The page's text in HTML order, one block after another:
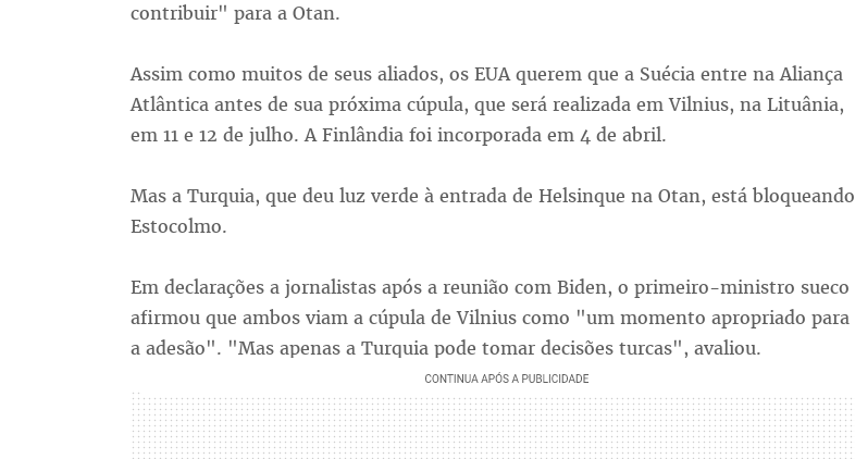
contribuir" para a Otan.
Assim como muitos de seus aliados, os EUA querem que a Suécia entre na Aliança
Atlântica antes de sua próxima cúpula, que será realizada em Vilnius, na Lituânia,
em 11 e 12 de julho. A Finlândia foi incorporada em 4 de abril.
Mas a Turquia, que deu luz verde à entrada de Helsinque na Otan, está bloqueando
Estocolmo.
Em declarações a jornalistas após a reunião com Biden, o primeiro-ministro sueco
afirmou que ambos viam a cúpula de Vilnius como "um momento apropriado para
a adesão". "Mas apenas a Turquia pode tomar decisões turcas", avaliou.